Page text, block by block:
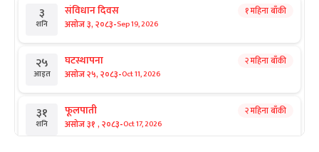
३
शनि
संविधान दिवस
असोज ३, २०८३-Sep 19, 2026
१ महिना बाँकी
२५
आइत
घटस्थापना
असोज २५, २०८३-Oct 11, 2026
२ महिना बाँकी
३१
शनि
फूलपाती
असोज ३१ , २०८३-Oct 17, 2026
२ महिना बाँकी